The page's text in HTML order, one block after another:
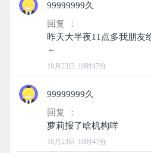
99999999久
回复 ：
昨天大半夜11点多我朋友
10月23日 10时47分
99999999久
回复 ：
10月23日 10时47分